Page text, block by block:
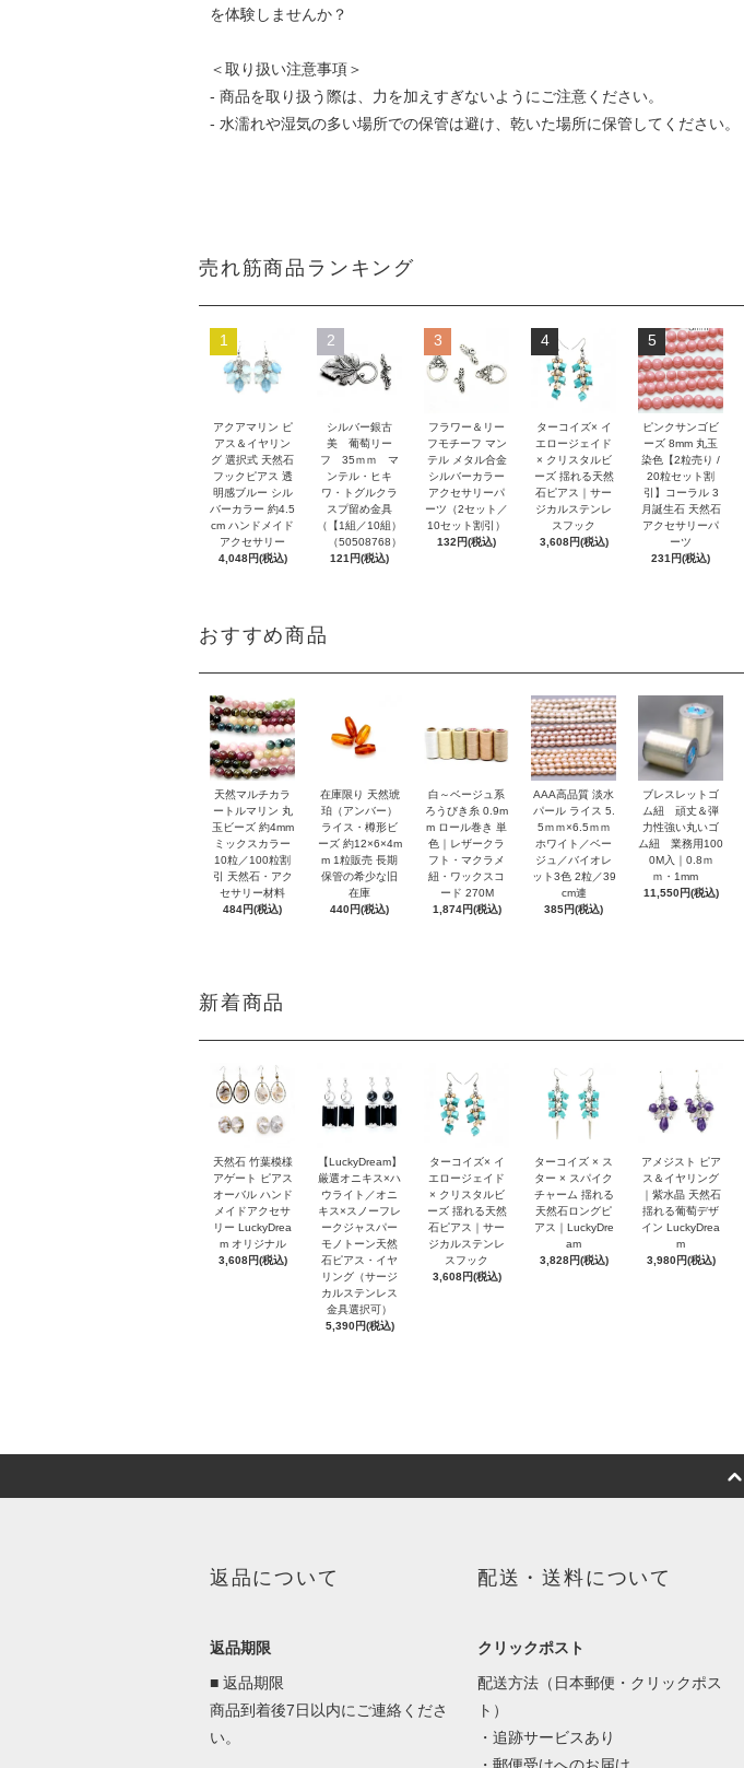
を体験しませんか？
＜取り扱い注意事項＞
- 商品を取り扱う際は、力を加えすぎないようにご注意ください。
- 水濡れや湿気の多い場所での保管は避け、乾いた場所に保管してください。
売れ筋商品ランキング
1
アクアマリン ピ
アス＆イヤリン
グ 選択式 天然石
フックピアス 透
明感ブルー シル
バーカラー 約4.5
cm ハンドメイド
アクセサリー
4,048円(税込)
2
シルバー銀古
美 葡萄リー
フ 35ｍｍ マ
ンテル・ヒキ
ワ・トグルクラ
スプ留め金具
（【1組／10組）
（50508768）
121円(税込)
3
フラワー＆リー
フモチーフ マン
テル メタル合金
シルバーカラー
アクセサリーパ
ーツ（2セット／
10セット割引）
132円(税込)
4
ターコイズ× イ
エロージェイド
× クリスタルビ
ーズ 揺れる天然
石ピアス｜サー
ジカルステンレ
スフック
3,608円(税込)
5
ピンクサンゴビ
ーズ 8mm 丸玉
染色【2粒売り /
20粒セット割
引】コーラル 3
月誕生石 天然石
アクセサリーパ
ーツ
231円(税込)
おすすめ商品
天然マルチカラ
ートルマリン 丸
玉ビーズ 約4mm
ミックスカラー
10粒／100粒割
引 天然石・アク
セサリー材料
484円(税込)
在庫限り 天然琥
珀（アンバー）
ライス・樽形ビ
ーズ 約12×6×4m
m 1粒販売 長期
保管の希少な旧
在庫
440円(税込)
白～ベージュ系
ろうびき糸 0.9m
m ロール巻き 単
色｜レザークラ
フト・マクラメ
紐・ワックスコ
ード 270M
1,874円(税込)
AAA高品質 淡水
パール ライス 5.
5ｍｍ×6.5ｍｍ
ホワイト／ベー
ジュ／バイオレ
ット3色 2粒／39
cm連
385円(税込)
ブレスレットゴ
ム紐 頑丈＆弾
力性強い丸いゴ
ム紐 業務用100
0M入｜0.8ｍ
ｍ・1mm
11,550円(税込)
新着商品
天然石 竹葉模様
アゲート ピアス
オーバル ハンド
メイドアクセサ
リー LuckyDrea
m オリジナル
3,608円(税込)
【LuckyDream】
厳選オニキス×ハ
ウライト／オニ
キス×スノーフレ
ークジャスパー
モノトーン天然
石ピアス・イヤ
リング（サージ
カルステンレス
金具選択可）
5,390円(税込)
ターコイズ× イ
エロージェイド
× クリスタルビ
ーズ 揺れる天然
石ピアス｜サー
ジカルステンレ
スフック
3,608円(税込)
ターコイズ × ス
ター × スパイク
チャーム 揺れる
天然石ロングピ
アス｜LuckyDre
am
3,828円(税込)
アメジスト ピア
ス＆イヤリング
｜紫水晶 天然石
揺れる葡萄デザ
イン LuckyDrea
m
3,980円(税込)
返品について
返品期限
■ 返品期限
商品到着後7日以内にご連絡くださ
い。
配送・送料について
クリックポスト
配送方法（日本郵便・クリックポス
ト）
・追跡サービスあり
・郵便受けへのお届け